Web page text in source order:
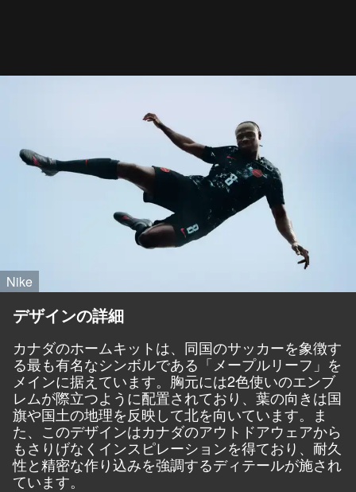
Nike
デザインの詳細
カナダのホームキットは、同国のサッカーを象徴す
る最も有名なシンボルである「メープルリーフ」を
メインに据えています。胸元には2色使いのエンブ
レムが際立つように配置されており、葉の向きは国
旗や国土の地理を反映して北を向いています。ま
た、このデザインはカナダのアウトドアウェアから
もさりげなくインスピレーションを得ており、耐久
性と精密な作り込みを強調するディテールが施され
ています。